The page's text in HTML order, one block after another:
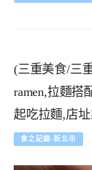
(三重美食/三
ramen,拉麵搭
起吃拉麵,店
食之記錄-新北市